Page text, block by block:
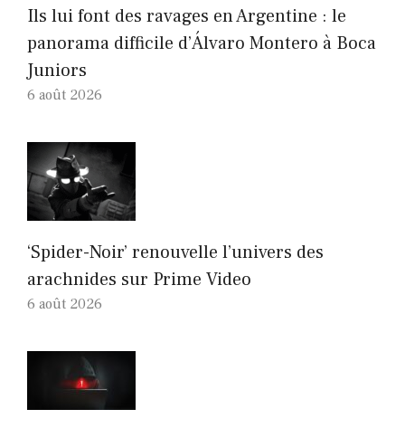
Ils lui font des ravages en Argentine : le
panorama difficile d’Álvaro Montero à Boca
Juniors
6 août 2026
‘Spider-Noir’ renouvelle l’univers des
arachnides sur Prime Video
6 août 2026